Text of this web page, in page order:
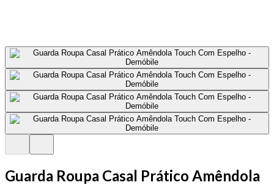
Guarda Roupa Casal Prático Amêndola